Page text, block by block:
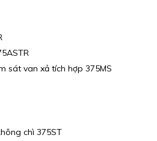
sát van xả tích hợp 375MS
chì 375ST